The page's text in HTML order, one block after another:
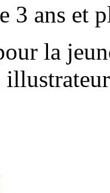
3 ans et
la